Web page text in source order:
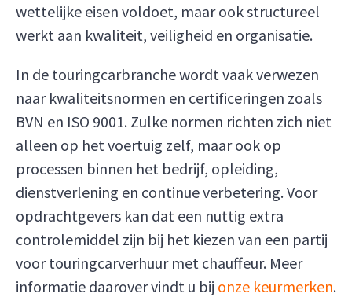
wettelijke eisen voldoet, maar ook structureel
werkt aan kwaliteit, veiligheid en organisatie.
In de touringcarbranche wordt vaak verwezen
naar kwaliteitsnormen en certificeringen zoals
BVN en ISO 9001. Zulke normen richten zich niet
alleen op het voertuig zelf, maar ook op
processen binnen het bedrijf, opleiding,
dienstverlening en continue verbetering. Voor
opdrachtgevers kan dat een nuttig extra
controlemiddel zijn bij het kiezen van een partij
voor touringcarverhuur met chauffeur. Meer
informatie daarover vindt u bij onze keurmerken.